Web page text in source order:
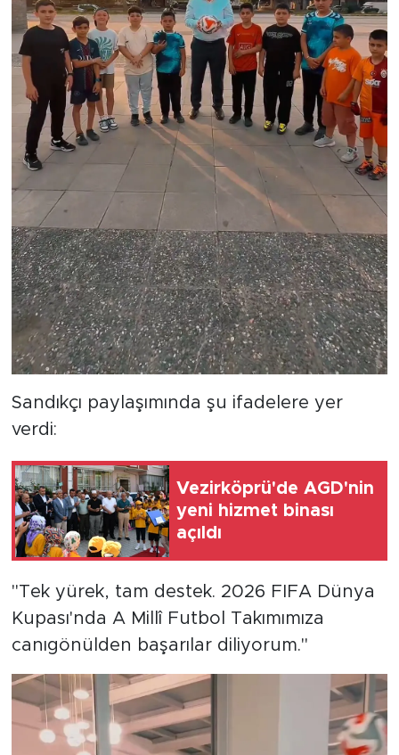
Sandıkçı paylaşımında şu ifadelere yer
verdi:
Vezirköprü'de AGD'nin
yeni hizmet binası
açıldı
"Tek yürek, tam destek. 2026 FIFA Dünya
Kupası'nda A Millî Futbol Takımımıza
canıgönülden başarılar diliyorum."